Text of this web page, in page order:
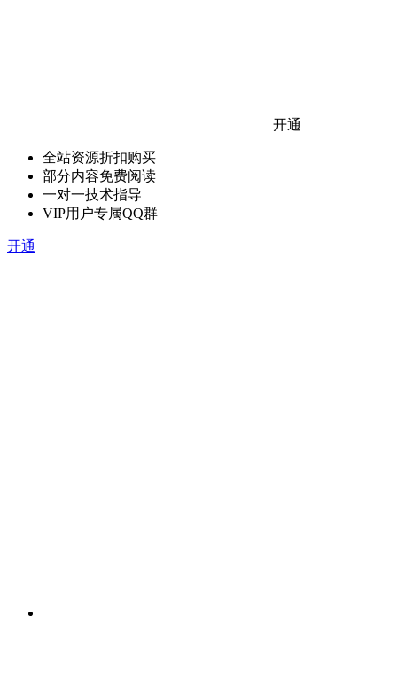
开通
全站资源折扣购买
部分内容免费阅读
一对一技术指导
VIP用户专属QQ群
开通